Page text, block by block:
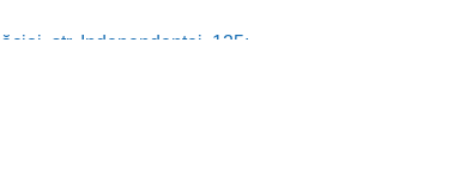
str. Independenței, 125;